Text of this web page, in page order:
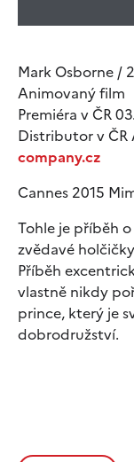
Mark Osborne /
Animovaný film
Premiéra v ČR
Distributor v ČR
company.cz
Cannes 2015
Tohle je příběh
zvědavé
Příběh
vlastně nikdy
prince, který je
dobrodružství.